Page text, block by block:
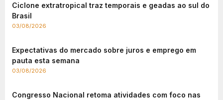
Ciclone extratropical traz temporais e geadas ao sul do
Brasil
03/08/2026
Expectativas do mercado sobre juros e emprego em
pauta esta semana
03/08/2026
Congresso Nacional retoma atividades com foco nas